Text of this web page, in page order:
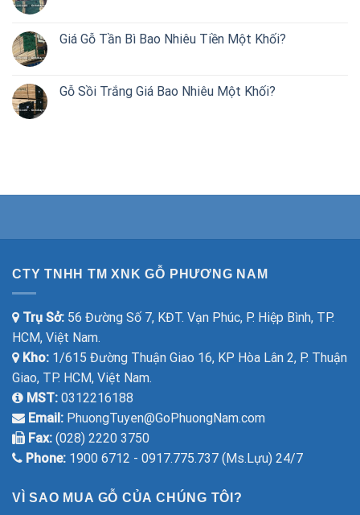
Giá Gỗ Tần Bì Bao Nhiêu Tiền Một Khối?
Gỗ Sồi Trắng Giá Bao Nhiêu Một Khối?
CTY TNHH TM XNK GỖ PHƯƠNG NAM
Trụ Sở: 56 Đường Số 7, KĐT. Vạn Phúc, P. Hiệp Bình, TP.
HCM, Việt Nam.
Kho: 1/615 Đường Thuận Giao 16, KP Hòa Lân 2, P. Thuận
Giao, TP. HCM, Việt Nam.
MST: 0312216188
Email: PhuongTuyen@GoPhuongNam.com
Fax: (028) 2220 3750
Phone: 1900 6712 - 0917.775.737 (Ms.Lựu) 24/7
VÌ SAO MUA GỖ CỦA CHÚNG TÔI?